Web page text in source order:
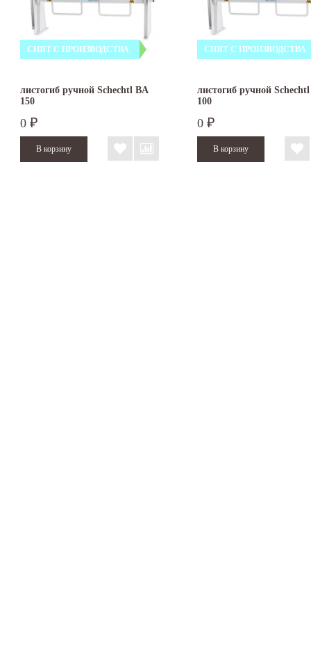
СНЯТ С ПРОИЗВОДСТВА
листогиб ручной Schechtl BA
150
0 ₽
СНЯТ С ПРОИЗВОДСТВА
листогиб ручной
100
0 ₽